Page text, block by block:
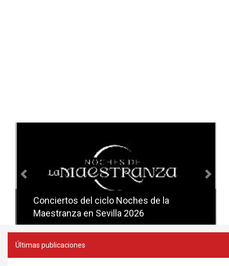
Conciertos del ciclo Noches de la
Maestranza en Sevilla 2026
Conciertos del ciclo Candlelight en
Sevilla
Últimas publicaciones